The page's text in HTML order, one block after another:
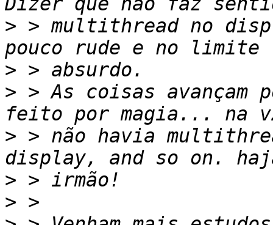
> > multithread no
>
> > As coisas avançam
> > não havia
>
>